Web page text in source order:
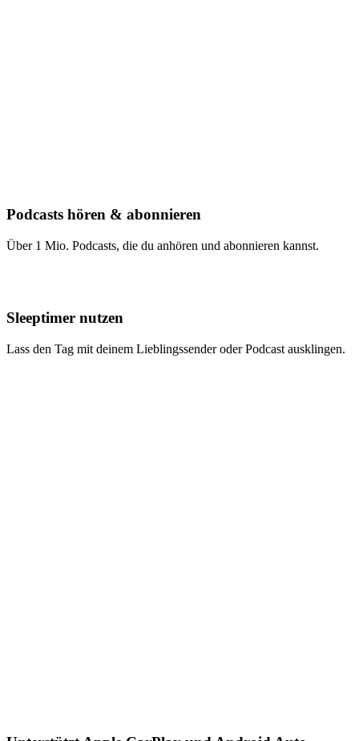
Podcasts hören & abonnieren
Über 1 Mio. Podcasts, die du anhören und abonnieren kannst.
Sleeptimer nutzen
Lass den Tag mit deinem Lieblingssender oder Podcast ausklingen.